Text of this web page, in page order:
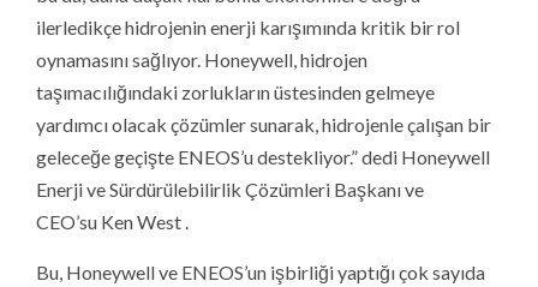
ilerledikçe hidrojenin enerji karışımında kritik bir rol
oynamasını sağlıyor. Honeywell, hidrojen
taşımacılığındaki zorlukların üstesinden gelmeye
yardımcı olacak çözümler sunarak, hidrojenle çalışan bir
geleceğe geçişte ENEOS’u destekliyor.” dedi Honeywell
Enerji ve Sürdürülebilirlik Çözümleri Başkanı ve
CEO’su Ken West .
Bu, Honeywell ve ENEOS’un işbirliği yaptığı çok sayıda